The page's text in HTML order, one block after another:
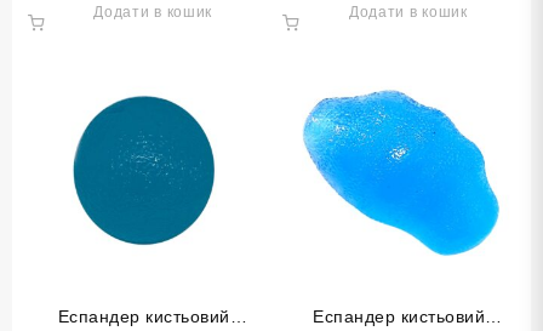
Додати в кошик Додати в кошик
Еспандер кистьовий
Еспандер кистьовий